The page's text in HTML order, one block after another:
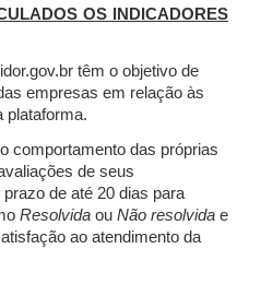
OS INDICADORES
têm o objetivo de
empresas em relação às
plataforma.
comportamento das próprias
de seus
de até 20 dias para
Resolvida ou Não resolvida e
ao atendimento da